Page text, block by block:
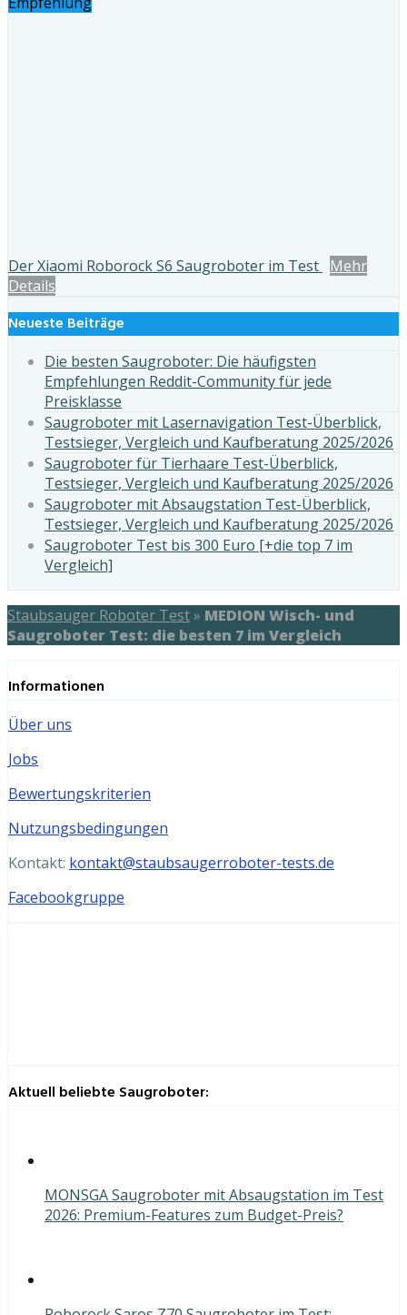
Der Xiaomi Roborock S6 Saugroboter im Test Mehr
Details
Neueste Beiträge
Die besten Saugroboter: Die häufigsten
Empfehlungen Reddit-Community für jede
Preisklasse
Saugroboter mit Lasernavigation Test-Überblick,
Testsieger, Vergleich und Kaufberatung 2025/2026
Saugroboter für Tierhaare Test-Überblick,
Testsieger, Vergleich und Kaufberatung 2025/2026
Saugroboter mit Absaugstation Test-Überblick,
Testsieger, Vergleich und Kaufberatung 2025/2026
Saugroboter Test bis 300 Euro [+die top 7 im
Vergleich]
Staubsauger Roboter Test» MEDION Wisch- und
Saugroboter Test: die besten 7 im Vergleich
Informationen
Über uns
Jobs
Bewertungskriterien
Nutzungsbedingungen
Kontakt: kontakt@staubsaugerroboter-tests.de
Facebookgruppe
Aktuell beliebte Saugroboter:
MONSGA Saugroboter mit Absaugstation im Test
2026: Premium-Features zum Budget-Preis?